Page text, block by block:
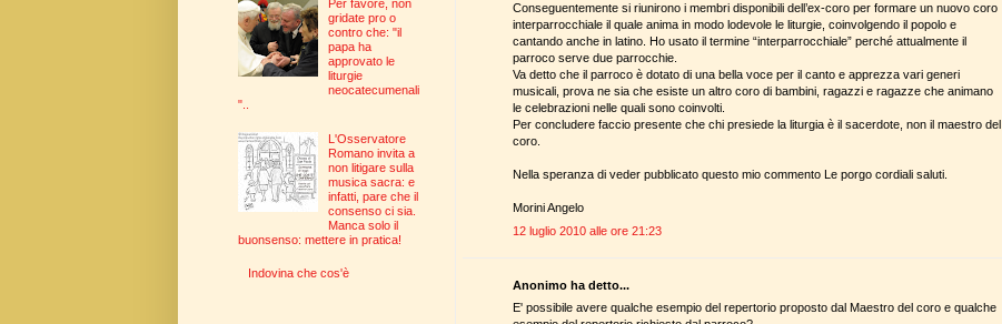
Conseguentemente si riunirono i membri disponibili dell’ex-coro per formare un nuovo coro
interparrocchiale il quale anima in modo lodevole le liturgie, coinvolgendo il popolo e
cantando anche in latino. Ho usato il termine “interparrocchiale” perché attualmente il
parroco serve due parrocchie.
Va detto che il parroco è dotato di una bella voce per il canto e apprezza vari generi
musicali, prova ne sia che esiste un altro coro di bambini, ragazzi e ragazze che animano
le celebrazioni nelle quali sono coinvolti.
Per concludere faccio presente che chi presiede la liturgia è il sacerdote, non il maestro del
coro.
Nella speranza di veder pubblicato questo mio commento Le porgo cordiali saluti.
Morini Angelo
12 luglio 2010 alle ore 21:23
Anonimo ha detto...
E' possibile avere qualche esempio del repertorio proposto dal Maestro del coro e qualche
Per favore, non
gridate pro o
contro che: "il
papa ha
approvato le
liturgie
neocatecumenali
"..
L'Osservatore
Romano invita a
non litigare sulla
musica sacra: e
infatti, pare che il
consenso ci sia.
Manca solo il
buonsenso: mettere in pratica!
Indovina che cos'è